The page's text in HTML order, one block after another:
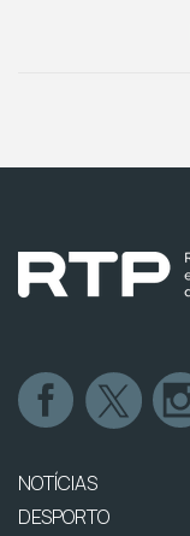
NOTÍCIAS
DESPORTO